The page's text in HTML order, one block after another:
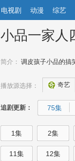
电视剧 动漫 综艺
小品一家人
简介： 调皮孩子小品的搞
播放源选择： 奇艺
追剧更新： 75集
1集 2集
11集 12集